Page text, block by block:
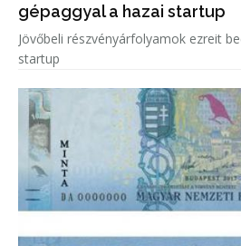
gépaggyal a hazai startup
Jövőbeli részvényárfolyamok ezreit
startup